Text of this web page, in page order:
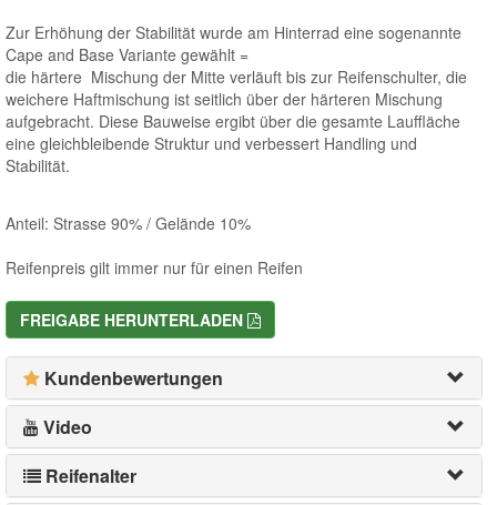
Zur Erhöhung der Stabilität wurde am Hinterrad eine sogenannte
Cape and Base Variante gewählt =
die härtere Mischung der Mitte verläuft bis zur Reifenschulter, die
weichere Haftmischung ist seitlich über der härteren Mischung
aufgebracht. Diese Bauweise ergibt über die gesamte Lauffläche
eine gleichbleibende Struktur und verbessert Handling und
Stabilität.
Anteil: Strasse 90% / Gelände 10%
Reifenpreis gilt immer nur für einen Reifen
FREIGABE HERUNTERLADEN
Kundenbewertungen
Video
Reifenalter